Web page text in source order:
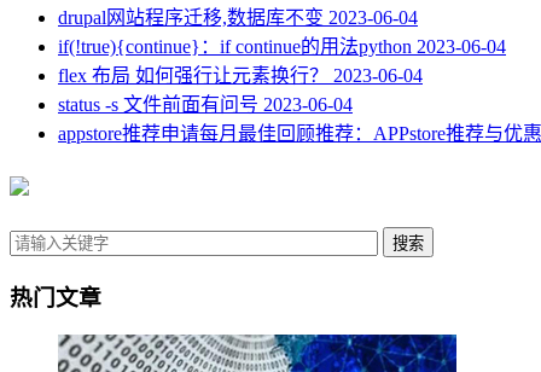
drupal网站程序迁移,数据库不变 2023-06-04
if(!true){continue}：if continue的用法python 2023-06-04
flex 布局 如何强行让元素换行？
2023-06-04
status -s 文件前面有问号 2023-06-04
appstore推荐申请每月最佳回顾推荐：APPstore推荐与优
搜索
热门文章